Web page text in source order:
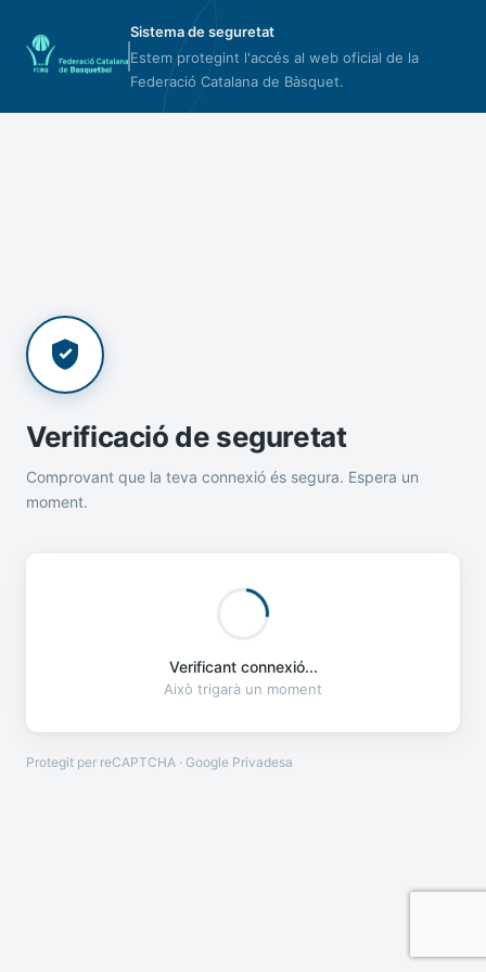
Sistema de seguretat
Estem protegint l'accés al web oficial de la
Federació Catalana de Bàsquet.
Verificació de seguretat
Comprovant que la teva connexió és segura. Espera un
moment.
Verificant connexió...
Això trigarà un moment
Protegit per reCAPTCHA · Google Privadesa